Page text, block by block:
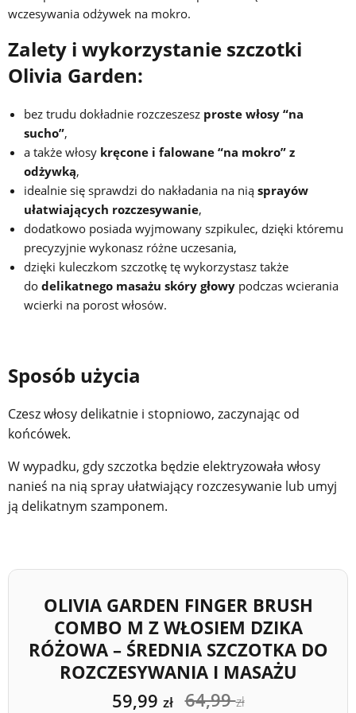
wczesywania odżywek na mokro.
Zalety i wykorzystanie szczotki
Olivia Garden:
bez trudu dokładnie rozczeszesz proste włosy “na
sucho”,
a także włosy kręcone i falowane “na mokro” z
odżywką,
idealnie się sprawdzi do nakładania na nią sprayów
ułatwiających rozczesywanie,
dodatkowo posiada wyjmowany szpikulec, dzięki któremu
precyzyjnie wykonasz różne uczesania,
dzięki kuleczkom szczotkę tę wykorzystasz także
do delikatnego masażu skóry głowy podczas wcierania
wcierki na porost włosów.
Sposób użycia
Czesz włosy delikatnie i stopniowo, zaczynając od
końcówek.
W wypadku, gdy szczotka będzie elektryzowała włosy
nanieś na nią spray ułatwiający rozczesywanie lub umyj
ją delikatnym szamponem.
OLIVIA GARDEN FINGER BRUSH
COMBO M Z WŁOSIEM DZIKA
RÓŻOWA – ŚREDNIA SZCZOTKA DO
ROZCZESYWANIA I MASAŻU
59,99 zł 64,99zł